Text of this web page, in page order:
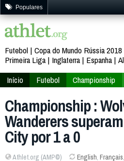
Populares
Futebol Copa do Mundo Rússia 2018
Primeira Liga
Inglaterra Espanha
Início
Futebol Championship
Championship :
Wanderers
City por 1 a 0
Athlet.org (AMP©) English, Français,